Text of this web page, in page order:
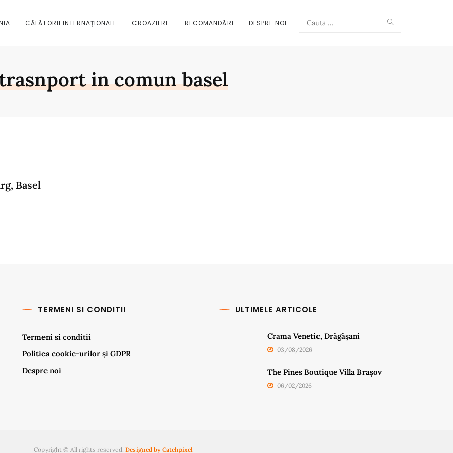
CĂLĂTORII INTERNAȚIONALE CROAZIERE RECOMANDĂRI DESPRE NOI Search
in comun basel
Basel
TERMENI SI CONDITII
Termeni si conditii
Politica cookie-urilor și GDPR
Despre noi
ULTIMELE ARTICOLE
Crama Venetic, Drăgășani
03/08/2026
The Pines Boutique Villa Brașov
06/02/2026
Copyright © All rights reserved. Designed by Catchpixel